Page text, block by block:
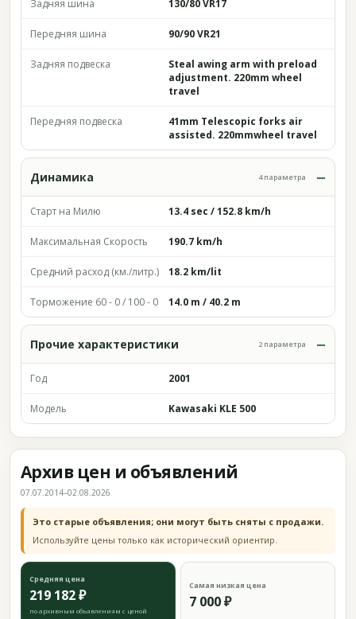
Задняя шина 130/80 VR17
Передняя шина 90/90 VR21
Задняя подвеска
Steal awing arm with preload
adjustment. 220mm wheel
travel
Передняя подвеска
41mm Telescopic forks air
assisted. 220mmwheel travel
Динамика 4 параметра
Старт на Милю 13.4 sec / 152.8 km/h
Максимальная Скорость 190.7 km/h
Средний расход (км./литр.) 18.2 km/lit
Торможение 60 - 0 / 100 - 0 14.0 m / 40.2 m
Прочие характеристики 2 параметра
Год 2001
Модель Kawasaki KLE 500
Архив цен и объявлений
07.07.2014–02.08.2026
Это старые объявления; они могут быть сняты с продажи.
Используйте цены только как исторический ориентир.
Средняя цена
219 182 ₽
по архивным объявлениям с ценой
Самая низкая цена
7 000 ₽